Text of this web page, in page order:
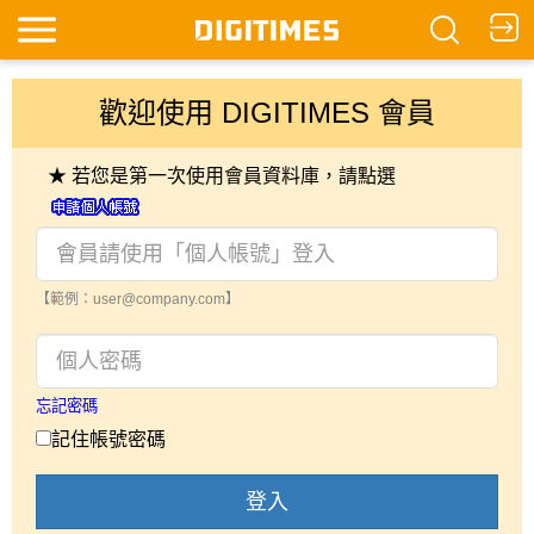
歡迎使用 DIGITIMES 會員
★ 若您是第一次使用會員資料庫，請點選
【範例：user@company.com】
忘記密碼
記住帳號密碼
登入